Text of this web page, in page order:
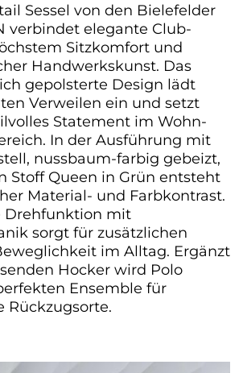
Sessel von den Bielefelder
verbindet elegante Club-
Sitzkomfort und
Handwerkskunst. Das
gepolsterte Design lädt
Verweilen ein und setzt
Statement im Wohn-
In der Ausführung mit
nussbaum-farbig gebeizt,
Stoff Queen in Grün entsteht
Material- und Farbkontrast.
Drehfunktion mit
sorgt für zusätzlichen
im Alltag. Ergänzt
Hocker wird Polo
Ensemble für
Rückzugsorte.